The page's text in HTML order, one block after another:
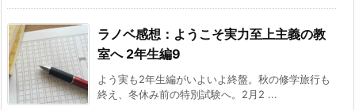
ラノベ感想：ようこそ実力至上主義の教
室へ 2年生編9
よう実も2年生編がいよいよ終盤。秋の修学旅行も
終え、冬休み前の特別試験へ。2月2 ...